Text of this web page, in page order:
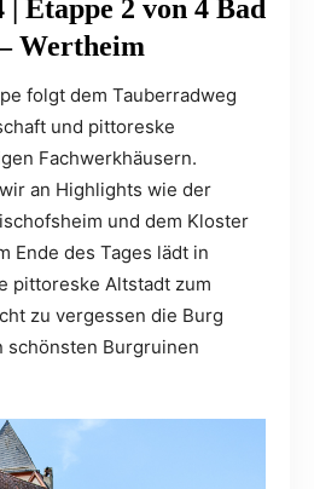
| Etappe 2 von 4 Bad
Wertheim
folgt dem Tauberradweg
und pittoreske
Fachwerkhäusern.
an Highlights wie der
und dem Kloster
Ende des Tages lädt in
pittoreske Altstadt zum
zu vergessen die Burg
schönsten Burgruinen